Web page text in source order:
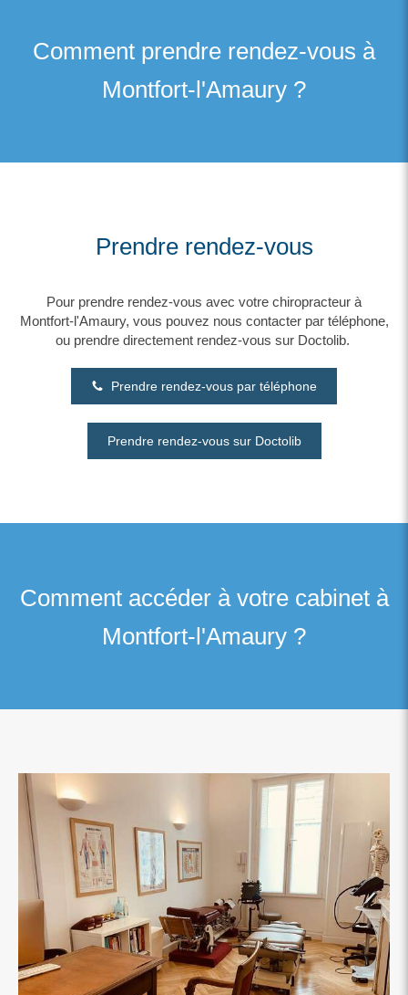
Comment prendre rendez-vous à
Montfort-l'Amaury ?
Prendre rendez-vous
Pour prendre rendez-vous avec votre chiropracteur à
Montfort-l'Amaury, vous pouvez nous contacter par téléphone,
ou prendre directement rendez-vous sur Doctolib.
Prendre rendez-vous par téléphone
Prendre rendez-vous sur Doctolib
Comment accéder à votre cabinet à
Montfort-l'Amaury ?